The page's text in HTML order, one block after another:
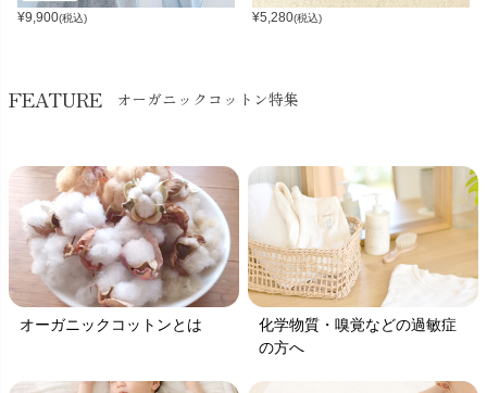
¥9,900(税込) ¥5,280(税込)
FEATURE オーガニックコットン特集
オーガニックコットンとは
化学物質・嗅覚などの過敏症
の方へ